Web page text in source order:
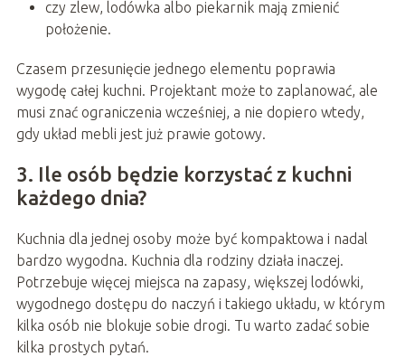
czy zlew, lodówka albo piekarnik mają zmienić
położenie.
Czasem przesunięcie jednego elementu poprawia
wygodę całej kuchni. Projektant może to zaplanować, ale
musi znać ograniczenia wcześniej, a nie dopiero wtedy,
gdy układ mebli jest już prawie gotowy.
3. Ile osób będzie korzystać z kuchni
każdego dnia?
Kuchnia dla jednej osoby może być kompaktowa i nadal
bardzo wygodna. Kuchnia dla rodziny działa inaczej.
Potrzebuje więcej miejsca na zapasy, większej lodówki,
wygodnego dostępu do naczyń i takiego układu, w którym
kilka osób nie blokuje sobie drogi. Tu warto zadać sobie
kilka prostych pytań.